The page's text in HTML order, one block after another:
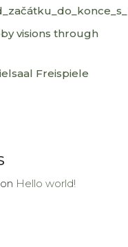
visions through
Freispiele
on Hello world!